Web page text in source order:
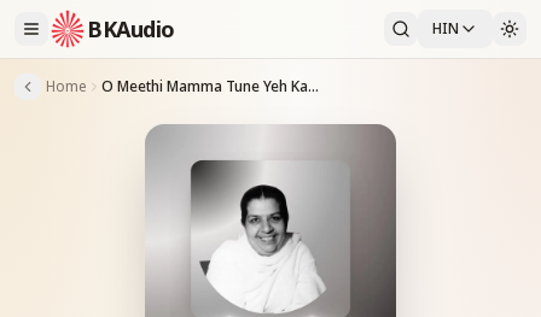
BKAudio HIN
Home O Meethi Mamma Tune Yeh Kar Diya